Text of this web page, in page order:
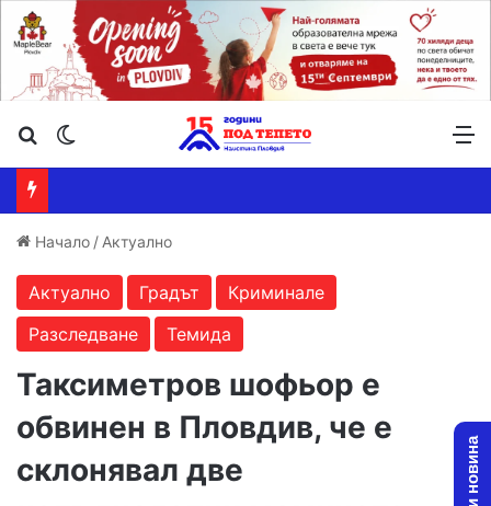
Търсене ...
Начало / Актуално
Актуално Градът
Криминале
Разследване
Темида
Таксиметров шофьор е
обвинен в Пловдив, че е
склонявал две